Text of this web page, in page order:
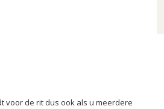
voor de rit dus ook als u meerdere